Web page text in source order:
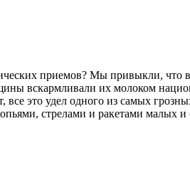
приемов? Мы привыкли, что
вскармливали их молоком
это удел одного из самых
стрелами и ракетами